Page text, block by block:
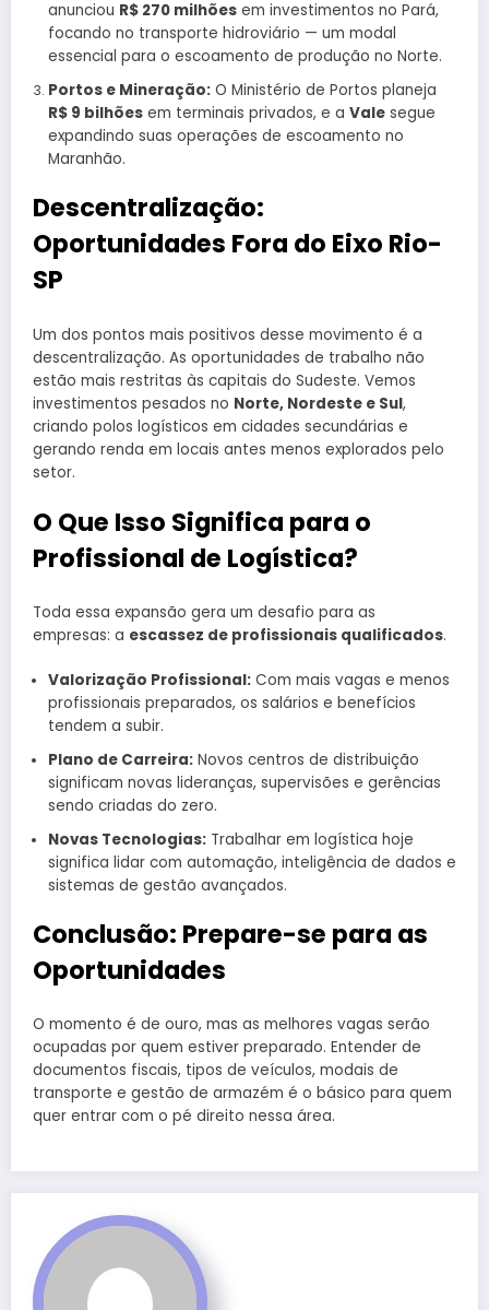
anunciou R$ 270 milhõesem investimentos no Pará,
focando no transporte hidroviário — um modal
essencial para o escoamento de produção no Norte.
Portos e Mineração:O Ministério de Portos planeja
R$ 9 bilhõesem terminais privados, e a Valesegue
expandindo suas operações de escoamento no
Maranhão.
Descentralização:
Oportunidades Fora do Eixo Rio-
SP
Um dos pontos mais positivos desse movimento é a
descentralização. As oportunidades de trabalho não
estão mais restritas às capitais do Sudeste. Vemos
investimentos pesados no Norte, Nordeste e Sul,
criando polos logísticos em cidades secundárias e
gerando renda em locais antes menos explorados pelo
setor.
O Que Isso Significa para o
Profissional de Logística?
Toda essa expansão gera um desafio para as
empresas: a escassez de profissionais qualificados.
Valorização Profissional:Com mais vagas e menos
profissionais preparados, os salários e benefícios
tendem a subir.
Plano de Carreira:Novos centros de distribuição
significam novas lideranças, supervisões e gerências
sendo criadas do zero.
Novas Tecnologias:Trabalhar em logística hoje
significa lidar com automação, inteligência de dados e
sistemas de gestão avançados.
Conclusão: Prepare-se para as
Oportunidades
O momento é de ouro, mas as melhores vagas serão
ocupadas por quem estiver preparado. Entender de
documentos fiscais, tipos de veículos, modais de
transporte e gestão de armazém é o básico para quem
quer entrar com o pé direito nessa área.